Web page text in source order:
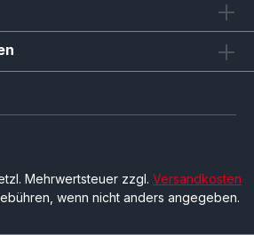
Mehrwertsteuer zzgl. Versandkosten
wenn nicht anders angegeben.